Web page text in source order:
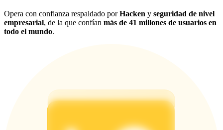
Opera con confianza respaldado porHacken y seguridad de nivel
empresarial, de la que confían más de 41 millones de usuarios en
todo el mundo.